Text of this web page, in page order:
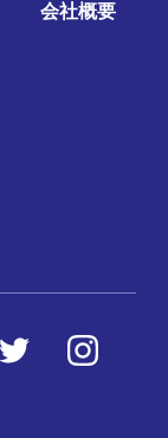
会社概要